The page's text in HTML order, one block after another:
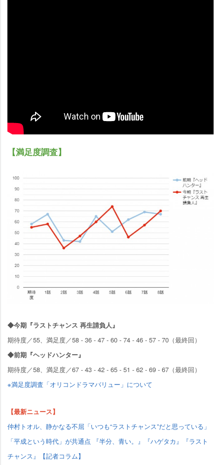
【満足度調査】
◆今期『ラストチャンス 再生請負人』
期待度／55、満足度／58 - 36 - 47 - 60 - 74 - 46 - 57 - 70（最終回）
◆前期『ヘッドハンター』
期待度／58、満足度／67 - 43 - 42 - 65 - 51 - 62 - 69 - 67（最終回）
※満足度調査「オリコンドラマバリュー」について
【最新ニュース】
仲村トオル、静かなる不屈「いつも“ラストチャンス”だと思っている」
「平成という時代」が共通点 『半分、青い。』『ハゲタカ』『ラスト
チャンス』【記者コラム】